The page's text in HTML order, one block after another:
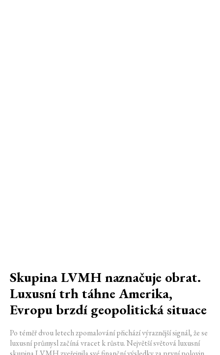
Skupina LVMH naznačuje obrat.
Luxusní trh táhne Amerika,
Evropu brzdí geopolitická situace
Po téměř dvou letech zpomalování přichází výraznější signál, že se
luxusní průmysl začíná vracet k růstu. Největší světová luxusní